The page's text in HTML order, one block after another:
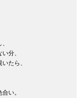
分、
たら、
い。